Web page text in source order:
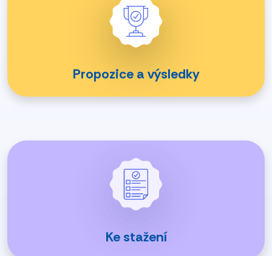
Propozice a výsledky
Ke stažení